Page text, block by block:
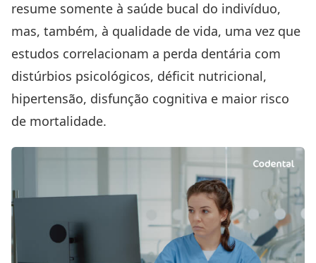
resume somente à saúde bucal do indivíduo,
mas, também, à qualidade de vida, uma vez que
estudos correlacionam a perda dentária com
distúrbios psicológicos, déficit nutricional,
hipertensão, disfunção cognitiva e maior risco
de mortalidade.